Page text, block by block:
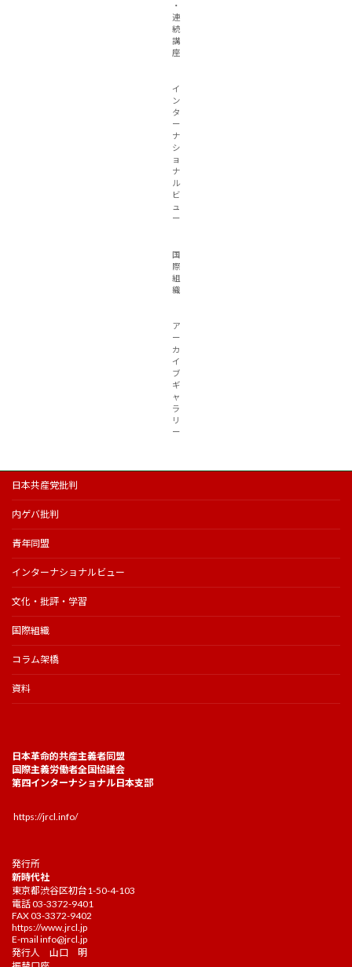
・
連
続
講
座
イ
ン
タ
ー
ナ
シ
ョ
ナ
ル
ビ
ュ
ー
国
際
組
織
ア
ー
カ
イ
ブ
ギ
ャ
ラ
リ
ー
日本共産党批判
内ゲバ批判
青年同盟
インターナショナルビュー
文化・批評・学習
国際組織
コラム架橋
資料
日本革命的共産主義者同盟
国際主義労働者全国協議会
第四インターナショナル日本支部
https://jrcl.info/
発行所
新時代社
東京都渋谷区初台1-50-4-103
電話 03-3372-9401
FAX 03-3372-9402
https://www.jrcl.jp
E-mail info@jrcl.jp
発行人 山口 明